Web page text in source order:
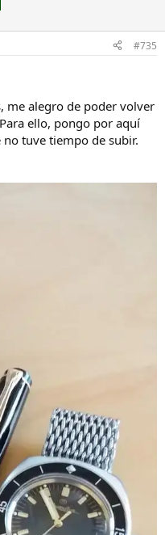
#735
me alegro de poder volver
ello, pongo por aquí
tuve tiempo de subir.